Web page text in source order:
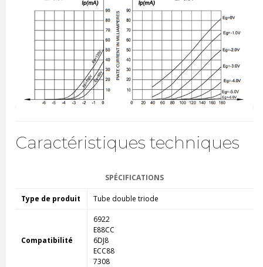
Caractéristiques techniques
SPÉCIFICATIONS
Type de produit Tube double triode
Compatibilité
6922
E88CC
6DJ8
ECC88
7308